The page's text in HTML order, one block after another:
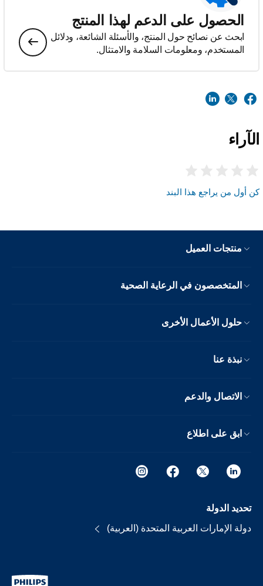
الحصول على الدعم لهذا المنتج
ابحث عن نصائح حول المنتج، والأسئلة الشائعة، ودلائل
المستخدم، ومعلومات السلامة والامتثال.
الآراء
كن أول من يراجع هذا البند
منتجات العميل
المتخصصون في الرعاية الصحية
حلول الأعمال الأخرى
نبذة عنا
الاتصال والدعم
ابق على اطلاع
تحديد الدولة
دولة الإمارات العربية المتحدة (العربية)